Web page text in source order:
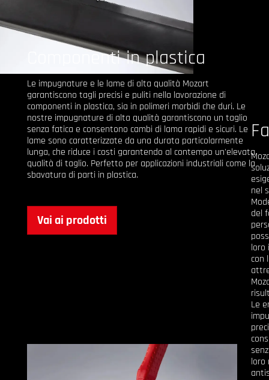
Componenti in plastica
Le impugnature e le lame di alta qualità Mozart
garantiscono tagli precisi e puliti nella lavorazione di
componenti in plastica, sia in polimeri morbidi che duri. Le
nostre impugnature di alta qualità garantiscono un taglio
senza fatica e consentono cambi di lama rapidi e sicuri. Le
lame sono caratterizzate da una durata particolarmente
lunga, che riduce i costi garantendo al contempo un'elevata
qualità di taglio. Perfetto per applicazioni industriali come la
sbavatura di parti in plastica.
Vai ai prodotti
nel
del
loro
con
Le
loro